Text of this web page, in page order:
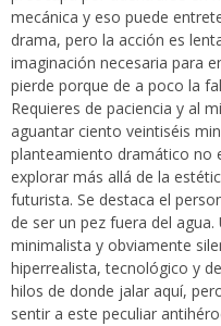
mecánica y eso puede
drama, pero la acción es
imaginación necesaria para
pierde porque de a poco la
Requieres de paciencia y al
aguantar ciento veintiséis
planteamiento dramático no
explorar más allá de la
futurista. Se destaca el
de ser un pez fuera del
minimalista y obviamente
hiperrealista, tecnológico y
hilos de donde jalar aquí,
sentir a este peculiar